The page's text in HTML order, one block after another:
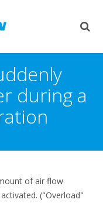
during a
of air flow
("Overload"